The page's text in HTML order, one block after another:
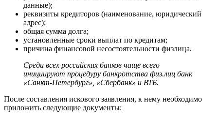
данные);
реквизиты кредиторов (наименование, юридический
адрес);
общая сумма долга;
установленные сроки выплат по кредитам;
причина финансовой несостоятельности физлица.
Среди всех российских банков чаще всего
инициируют процедуру банкротства физ.лиц банк
«Санкт-Петербург», «Сбербанк» и ВТБ.
После составления искового заявления, к нему необходимо
приложить следующие документы: